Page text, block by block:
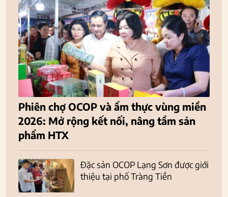
Phiên chợ OCOP và ẩm thực vùng miền
2026: Mở rộng kết nối, nâng tầm sản
phẩm HTX
Đặc sản OCOP Lạng Sơn được giới
thiệu tại phố Tràng Tiền